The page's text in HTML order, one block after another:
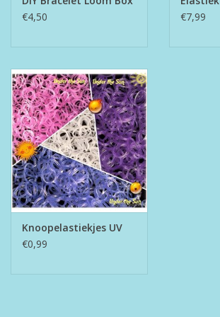
€4,50
€7,99
Knoopelastiekjes UV
€0,99